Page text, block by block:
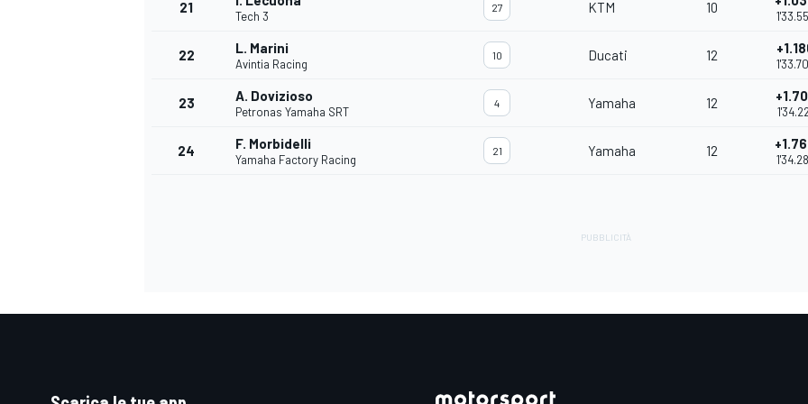
21
Tech 3
27 KTM 10
22 L. Marini
Avintia Racing
10 Ducati 12
23 A. Dovizioso
Petronas Yamaha SRT
4 Yamaha 12
24 F. Morbidelli
Yamaha Factory Racing
21 Yamaha 12